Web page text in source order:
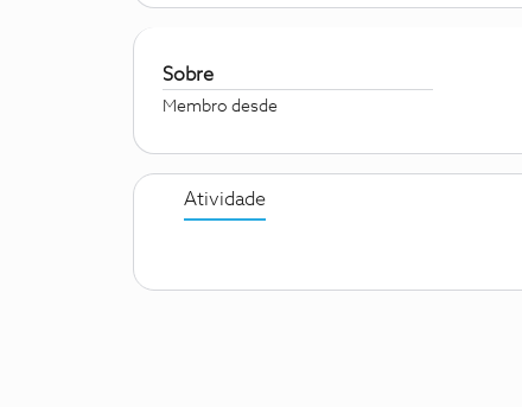
Sobre
Membro desde
Atividade